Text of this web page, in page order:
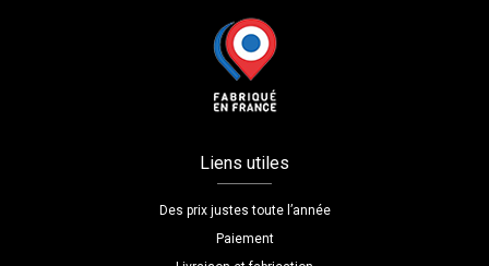
Liens utiles
Des prix justes toute l’année
Paiement